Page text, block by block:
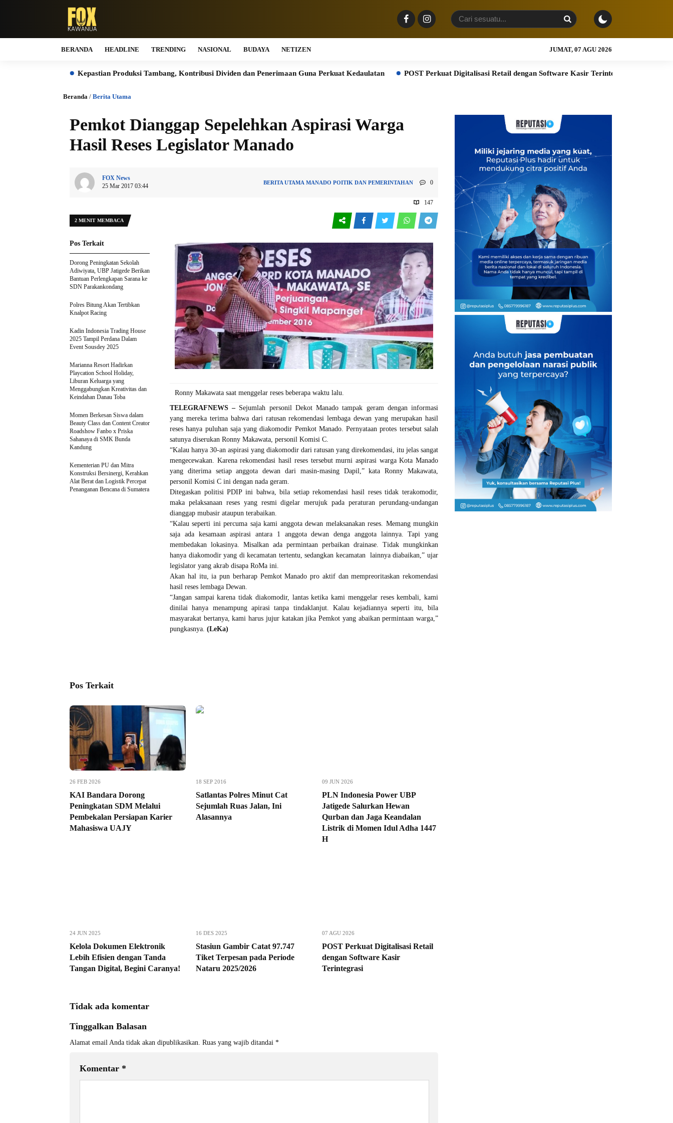
BERANDA HEADLINE TRENDING NASIONAL BUDAYA NETIZEN JUMAT, 07 AGU 2026
Kepastian Produksi Tambang, Kontribusi Dividen dan Penerimaan Guna Perkuat Kedaulatan POST Perkuat Digitalisasi Retail dengan Software Kasir Terintegrasi
Beranda / Berita Utama
Pemkot Dianggap Sepelehkan Aspirasi Warga
Hasil Reses Legislator Manado
FOX News
25 Mar 2017 03:44
BERITA UTAMA MANADO POITIK DAN PEMERINTAHAN 0
147
2 MENIT MEMBACA
Ronny Makawata saat menggelar reses beberapa waktu lalu.
TELEGRAFNEWS – Sejumlah personil Dekot Manado tampak geram dengan informasi
yang mereka terima bahwa dari ratusan rekomendasi lembaga dewan yang merupakan hasil
reses hanya puluhan saja yang diakomodir Pemkot Manado. Pernyataan protes tersebut salah
satunya diserukan Ronny Makawata, personil Komisi C.
“Kalau hanya 30-an aspirasi yang diakomodir dari ratusan yang direkomendasi, itu jelas sangat
mengecewakan. Karena rekomendasi hasil reses tersebut murni aspirasi warga Kota Manado
yang diterima setiap anggota dewan dari masin-masing Dapil,” kata Ronny Makawata,
personil Komisi C ini dengan nada geram.
Ditegaskan politisi PDIP ini bahwa, bila setiap rekomendasi hasil reses tidak terakomodir,
maka pelaksanaan reses yang resmi digelar merujuk pada peraturan perundang-undangan
dianggap mubasir ataupun terabaikan.
“Kalau seperti ini percuma saja kami anggota dewan melaksanakan reses. Memang mungkin
saja ada kesamaan aspirasi antara 1 anggota dewan denga anggota lainnya. Tapi yang
membedakan lokasinya. Misalkan ada permintaan perbaikan drainase. Tidak mungkinkan
hanya diakomodir yang di kecamatan tertentu, sedangkan kecamatan lainnya diabaikan,” ujar
legislator yang akrab disapa RoMa ini.
Akan hal itu, ia pun berharap Pemkot Manado pro aktif dan mempreoritaskan rekomendasi
hasil reses lembaga Dewan.
“Jangan sampai karena tidak diakomodir, lantas ketika kami menggelar reses kembali, kami
dinilai hanya menampung apirasi tanpa tindaklanjut. Kalau kejadiannya seperti itu, bila
masyarakat bertanya, kami harus jujur katakan jika Pemkot yang abaikan permintaan warga,”
pungkasnya. (LeKa)
Pos Terkait
Dorong Peningkatan Sekolah
Adiwiyata, UBP Jatigede Berikan
Bantuan Perlengkapan Sarana ke
SDN Parakankondang
Polres Bitung Akan Tertibkan
Knalpot Racing
Kadin Indonesia Trading House
2025 Tampil Perdana Dalam
Event Sousdey 2025
Marianna Resort Hadirkan
Playcation School Holiday,
Liburan Keluarga yang
Menggabungkan Kreativitas dan
Keindahan Danau Toba
Momen Berkesan Siswa dalam
Beauty Class dan Content Creator
Roadshow Fanbo x Priska
Sahanaya di SMK Bunda
Kandung
Kementerian PU dan Mitra
Konstruksi Bersinergi, Kerahkan
Alat Berat dan Logistik Percepat
Penanganan Bencana di Sumatera
Pos Terkait
26 FEB 2026
KAI Bandara Dorong
Peningkatan SDM Melalui
Pembekalan Persiapan Karier
Mahasiswa UAJY
18 SEP 2016
Satlantas Polres Minut Cat
Sejumlah Ruas Jalan, Ini
Alasannya
09 JUN 2026
PLN Indonesia Power UBP
Jatigede Salurkan Hewan
Qurban dan Jaga Keandalan
Listrik di Momen Idul Adha 1447
H
24 JUN 2025
Kelola Dokumen Elektronik
Lebih Efisien dengan Tanda
Tangan Digital, Begini Caranya!
16 DES 2025
Stasiun Gambir Catat 97.747
Tiket Terpesan pada Periode
Nataru 2025/2026
07 AGU 2026
POST Perkuat Digitalisasi Retail
dengan Software Kasir
Terintegrasi
Tidak ada komentar
Tinggalkan Balasan
Alamat email Anda tidak akan dipublikasikan. Ruas yang wajib ditandai *
Komentar *